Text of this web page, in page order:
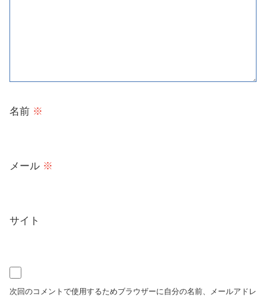
名前 ※
メール ※
サイト
次回のコメントで使用するためブラウザーに自分の名前、メールアドレ